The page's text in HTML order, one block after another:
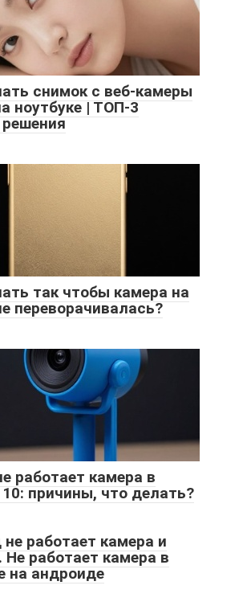
снимок с веб-камеры
ноутбуке | ТОП-3
так чтобы камера на
переворачивалась?
работает камера в
причины, что делать?
работает камера и
Не работает камера в
на андроиде